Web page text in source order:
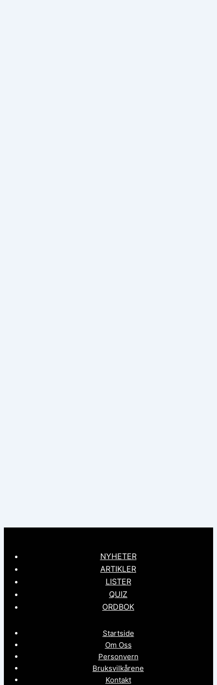
NYHETER
ARTIKLER
LISTER
QUIZ
ORDBOK
Startside
Om Oss
Personvern
Bruksvilkårene
Kontakt